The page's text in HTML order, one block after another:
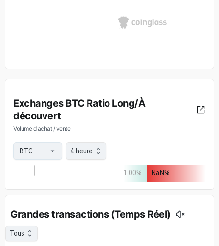
Exchanges BTC Ratio Long/À
découvert
Volume d'achat / vente
4 heure
1.00% NaN%
Grandes transactions (Temps Réel)
Tous